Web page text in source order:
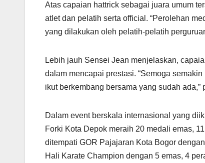
Atas capaian hattrick sebagai juara umum
atlet dan pelatih serta official. “Perolehan
yang dilakukan oleh pelatih-pelatih
Lebih jauh Sensei Jean menjelaskan,
dalam mencapai prestasi. “Semoga
ikut berkembang bersama yang sudah ada,”
Dalam event berskala internasional yang
Forki Kota Depok meraih 20 medali emas,
ditempati GOR Pajajaran Kota Bogor
Hali Karate Champion dengan 5 emas, 4